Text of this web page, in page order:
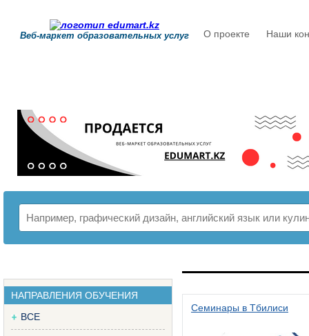
Веб-маркет образовательных услуг О проекте Наши
НАПРАВЛЕНИЯ ОБУЧЕНИЯ
ВСЕ
Семинары в Тбилиси